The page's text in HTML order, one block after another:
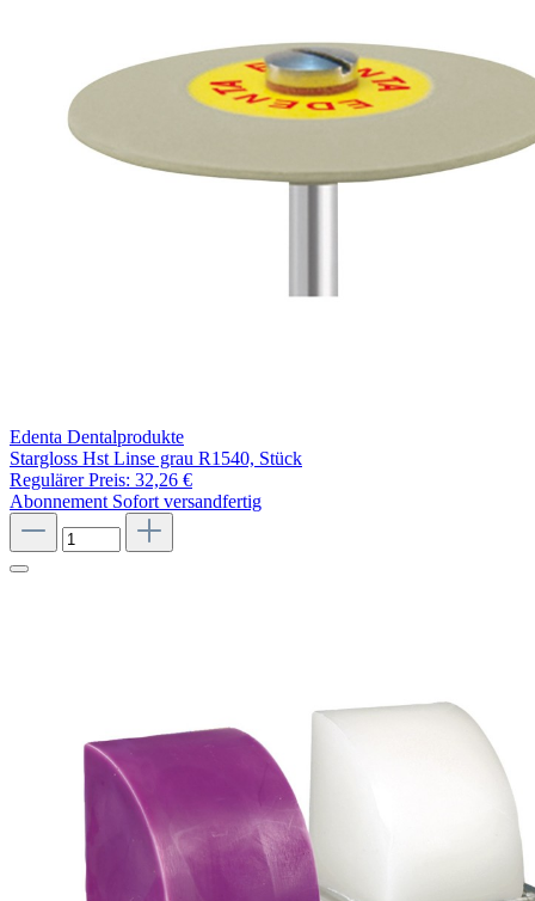
Edenta Dentalprodukte
Stargloss Hst Linse grau R1540, Stück
Regulärer Preis: 32,26 €
Abonnement Sofort versandfertig